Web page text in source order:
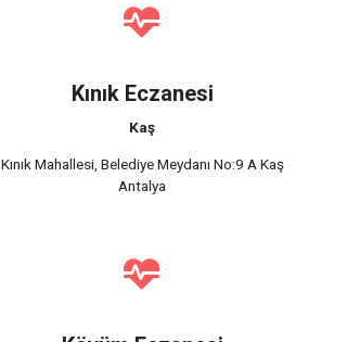
Kınık Eczanesi
Kaş
Kınık Mahallesi, Belediye Meydanı No:9 A Kaş
Antalya